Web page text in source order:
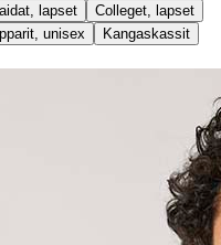
lapset
Colleget, lapset
unisex
Kangaskassit